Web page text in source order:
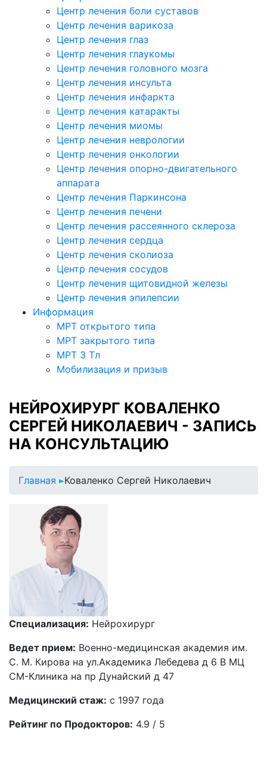
Центр лечения боли суставов
Центр лечения варикоза
Центр лечения глаз
Центр лечения глаукомы
Центр лечения головного мозга
Центр лечения инсульта
Центр лечения инфаркта
Центр лечения катаракты
Центр лечения миомы
Центр лечения неврологии
Центр лечения онкологии
Центр лечения опорно-двигательного
аппарата
Центр лечения Паркинсона
Центр лечения печени
Центр лечения рассеянного склероза
Центр лечения сердца
Центр лечения сколиоза
Центр лечения сосудов
Центр лечения щитовидной железы
Центр лечения эпилепсии
Информация
МРТ открытого типа
МРТ закрытого типа
МРТ 3 Тл
Мобилизация и призыв
НЕЙРОХИРУРГ КОВАЛЕНКО
СЕРГЕЙ НИКОЛАЕВИЧ - ЗАПИСЬ
НА КОНСУЛЬТАЦИЮ
Главная Коваленко Сергей Николаевич
Специализация: Нейрохирург
Ведет прием: Военно-медицинская академия им.
С. М. Кирова на ул.Академика Лебедева д 6 В МЦ
СМ-Клиника на пр Дунайский д 47
Медицинский стаж: с 1997 года
Рейтинг по Продокторов: 4.9 / 5